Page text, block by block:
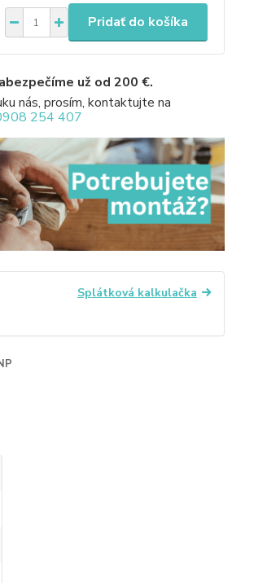
Pridať do košíka
už od 200 €.
nás, prosím, kontaktujte na
254 407
Splátková kalkulačka